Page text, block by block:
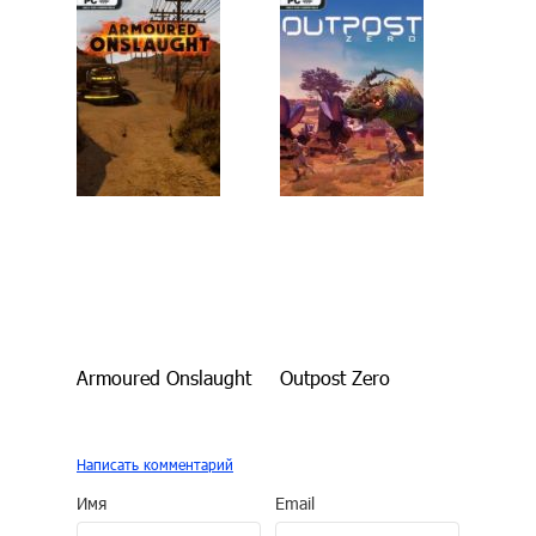
Armoured Onslaught Outpost Zero
Написать комментарий
Имя Email